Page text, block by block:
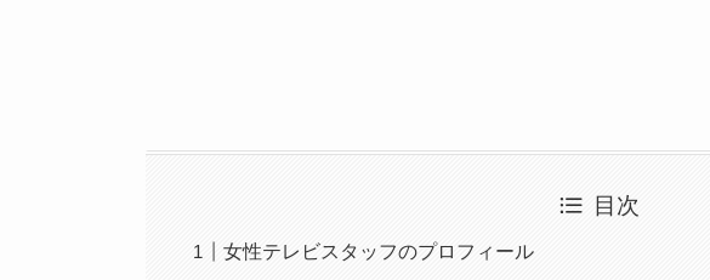
目次
女性テレビスタッフのプロフィール